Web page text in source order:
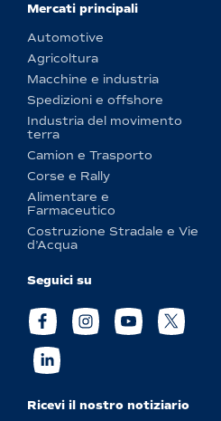
Mercati principali
Automotive
Agricoltura
Macchine e industria
Spedizioni e offshore
Industria del movimento
terra
Camion e Trasporto
Corse e Rally
Alimentare e
Farmaceutico
Costruzione Stradale e Vie
d’Acqua
Seguici su
Ricevi il nostro notiziario